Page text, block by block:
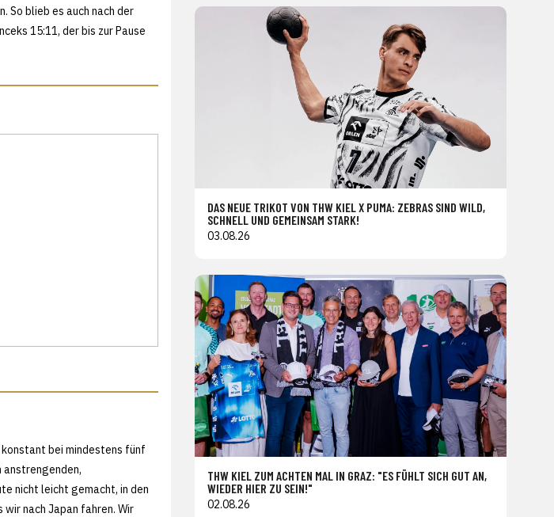
So blieb es auch nach der
15:11, der bis zur Pause
bei mindestens fünf
anstrengenden,
nicht leicht gemacht, in den
nach Japan fahren. Wir
DAS NEUE TRIKOT VON THW KIEL X PUMA: ZEBRAS SIND WILD,
SCHNELL UND GEMEINSAM STARK!
03.08.26
THW KIEL ZUM ACHTEN MAL IN GRAZ: "ES FÜHLT SICH GUT AN,
WIEDER HIER ZU SEIN!"
02.08.26